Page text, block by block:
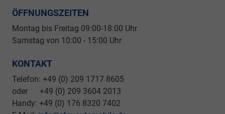
ÖFFNUNGSZEITEN
Montag bis Freitag 09:00-18:00 Uhr
Samstag von 10:00 - 15:00 Uhr
KONTAKT
Telefon: +49 (0) 209 1717 8605
oder +49 (0) 209 3604 2013
Handy: +49 (0) 176 8320 7402